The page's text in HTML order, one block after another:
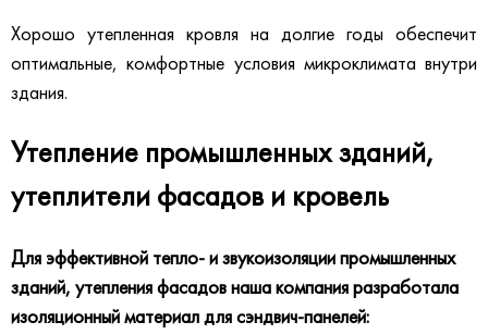
Хорошо утепленная кровля на долгие годы обеспечит
оптимальные, комфортные условия микроклимата внутри
здания.
Утепление промышленных зданий,
утеплители фасадов и кровель
Для эффективной тепло- и звукоизоляции промышленных
зданий, утепления фасадов наша компания разработала
изоляционный материал для сэндвич-панелей: